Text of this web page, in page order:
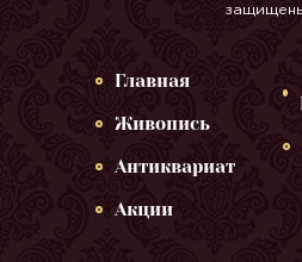
Главная
Живопись
Антиквариат
Акции